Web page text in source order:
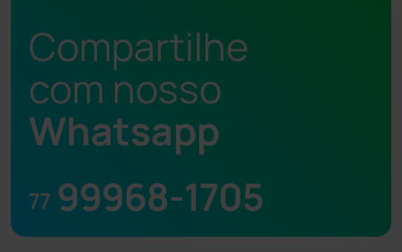
Compartilhe
com nosso
Whatsapp
77 99968-1705